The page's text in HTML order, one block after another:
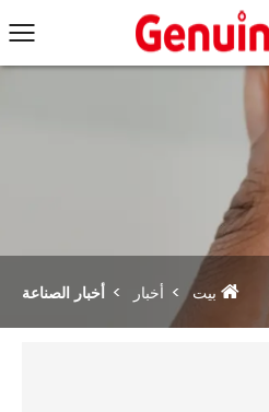
بيت أخبار أخبار الصناعة